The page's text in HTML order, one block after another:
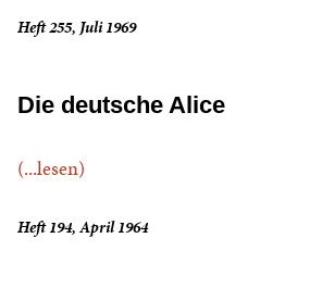
Heft 255, Juli 1969
Die deutsche Alice
(...lesen)
Heft 194, April 1964